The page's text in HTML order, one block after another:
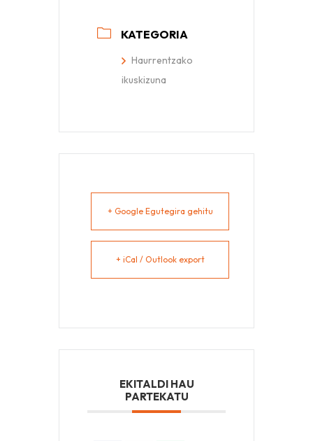
KATEGORIA
Haurrentzako
ikuskizuna
+ Google Egutegira gehitu
+ iCal / Outlook export
EKITALDI HAU
PARTEKATU